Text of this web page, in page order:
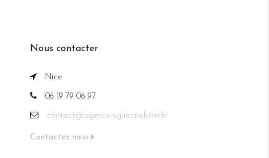
Nous contacter
Nice
06 19 79 06 97
contact@agence-sg-immobilier.fr
Contactez nous